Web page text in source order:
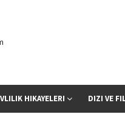
HIKAYELERI DIZI VE